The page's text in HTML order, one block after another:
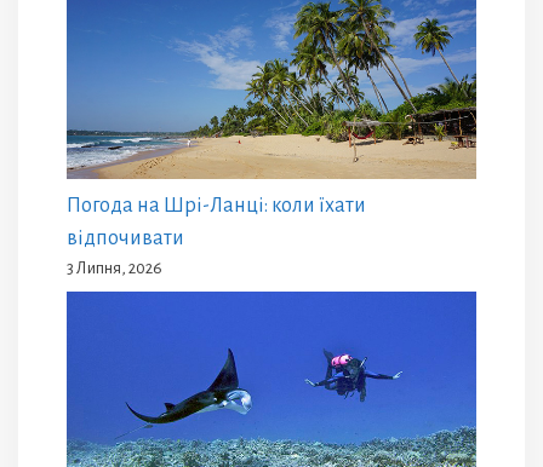
Погода на Шрі-Ланці: коли їхати
відпочивати
3 Липня, 2026